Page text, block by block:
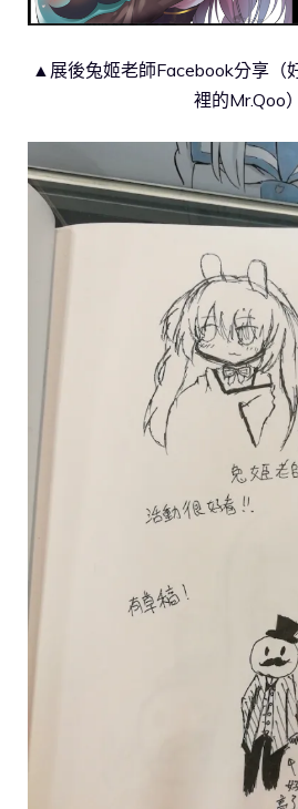
▲展後兔姬老師Facebook分享（
裡的Mr.Qoo）